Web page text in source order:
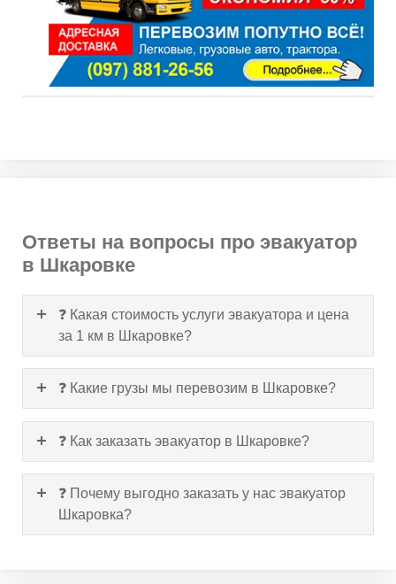
Ответы на вопросы про эвакуатор
в Шкаровке
❓ Какая стоимость услуги эвакуатора и цена
за 1 км в Шкаровке?
❓ Какие грузы мы перевозим в Шкаровке?
❓ Как заказать эвакуатор в Шкаровке?
❓ Почему выгодно заказать у нас эвакуатор
Шкаровка?